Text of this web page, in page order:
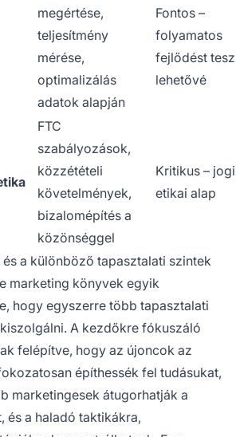
megértése,
teljesítmény
mérése,
optimalizálás
adatok alapján
Fontos –
folyamatos
fejlődést tesz
lehetővé
FTC
szabályozások,
közzétételi
követelmények,
bizalomépítés a
közönséggel
Kritikus –
etikai alap
a különböző tapasztalati szintek
marketing könyvek egyik
hogy egyszerre több tapasztalati
A kezdőkre fókuszáló
felépítve, hogy az újoncok az
építhessék fel tudásukat,
marketingesek átugorhatják a
és a haladó taktikákra,